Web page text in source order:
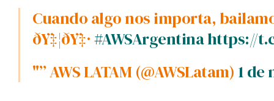
Cuando algo nos importa, bailamos para celebrarlo!
ðŸ‡¦ðŸ‡·#AWSArgentinahttps://
"” AWS LATAM (@AWSLatam) 1 de